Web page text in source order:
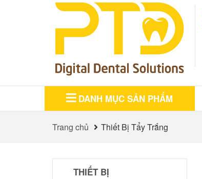
DANH MỤC SẢN PHẨM
Trang chủ Thiết Bị Tẩy Trắng
THIẾT BỊ